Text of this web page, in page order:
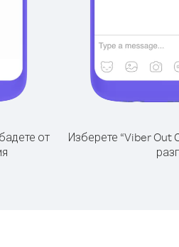
от
Изберете “Viber Out